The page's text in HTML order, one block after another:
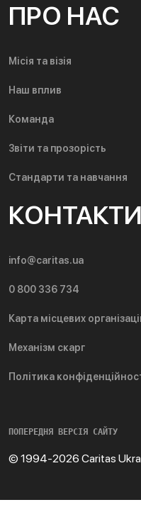
ПРО НАС
Місія та візія
Наш вплив
Команда
Звіти та прозорість
Стандарти та навчання
КОНТАКТИ
info@caritas.ua
0 800 336 734
Карта місцевих
Механізм скарг
Політика
ПОПЕРЕДНЯ ВЕРСІЯ САЙТУ
© 1994-2026 Caritas